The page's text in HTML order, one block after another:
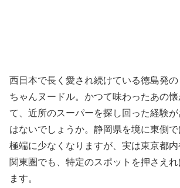
西日本で長く愛され続けている徳島発
ちゃんヌードル。かつて味わったあの
て、近所のスーパーを探し回った経験
はないでしょうか。静岡県を境に東側
極端に少なくなりますが、実は東京都
関東圏でも、特定のスポットを押さえ
ます。